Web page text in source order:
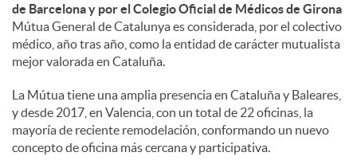
de Barcelona y por el Colegio Oficial de Médicos de Girona
Mútua General de Catalunya es considerada, por el colectivo
médico, año tras año, como la entidad de carácter mutualista
mejor valorada en Cataluña.
La Mútua tiene una amplia presencia en Cataluña y Baleares,
y desde 2017, en Valencia, con un total de 22 oficinas, la
mayoría de reciente remodelación, conformando un nuevo
concepto de oficina más cercana y participativa.